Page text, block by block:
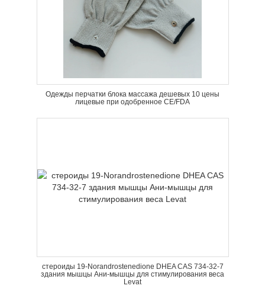
Одежды перчатки блока массажа дешевых 10 цены
лицевые при одобренное CE/FDA
стероиды 19-Norandrostenedione DHEA CAS 734-32-7
здания мышцы Ани-мышцы для стимулирования веса
Levat